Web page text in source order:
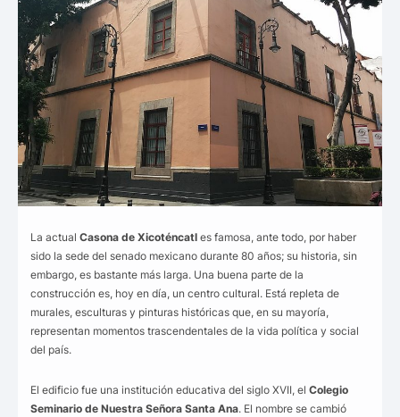
La actual Casona de Xicoténcatl es famosa, ante todo, por haber
sido la sede del senado mexicano durante 80 años; su historia, sin
embargo, es bastante más larga. Una buena parte de la
construcción es, hoy en día, un centro cultural. Está repleta de
murales, esculturas y pinturas históricas que, en su mayoría,
representan momentos trascendentales de la vida política y social
del país.
El edificio fue una institución educativa del siglo XVII, el Colegio
Seminario de Nuestra Señora Santa Ana. El nombre se cambió